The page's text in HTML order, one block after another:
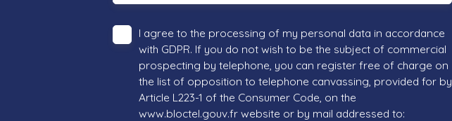
I agree to the processing of my personal data in accordance
with GDPR. If you do not wish to be the subject of commercial
prospecting by telephone, you can register free of charge on
the list of opposition to telephone canvassing, provided for by
Article L223-1 of the Consumer Code, on the
www.bloctel.gouv.fr website or by mail addressed to: